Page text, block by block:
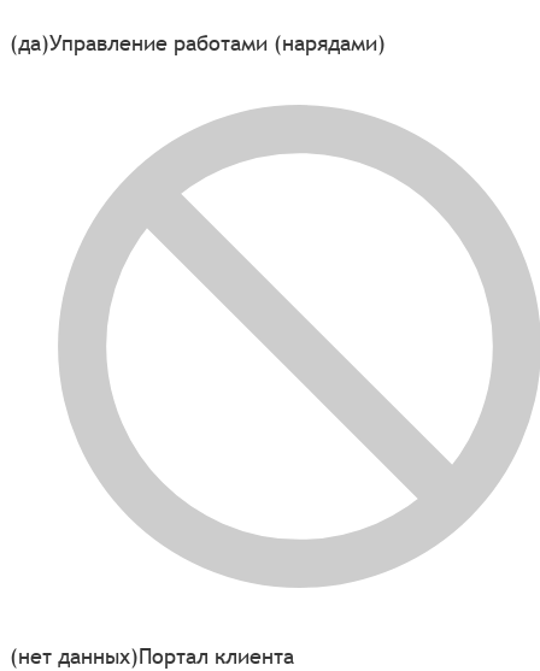
(да)Управление работами (нарядами)
(нет данных)Портал клиента